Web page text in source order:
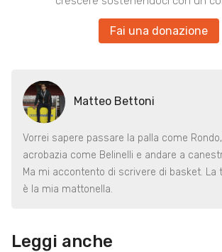
Fai una donazione
Matteo Bettoni
Vorrei sapere passare la palla come
acrobazia come Belinelli e andare a
Ma mi accontento di scrivere di basket. La
è la mia mattonella.
Leggi anche